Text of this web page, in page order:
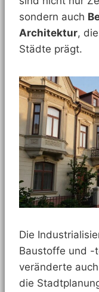
sondern auch
Architektur,
Städte prägt.
Die
Baustoffe und -
veränderte
die